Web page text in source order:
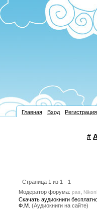
Главная Вход Регистрация
#
Страница 1 из 1
1
Модератор форума: pas
Скачать аудиокниги
Ф.М. (Аудиокниги на сайте)